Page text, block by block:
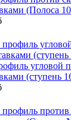
(Полоса
угловой
(ступень